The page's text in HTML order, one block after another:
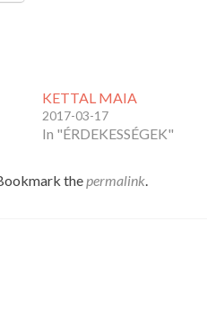
KETTAL MAIA
2017-03-17
In "ÉRDEKESSÉGEK"
thepermalink.